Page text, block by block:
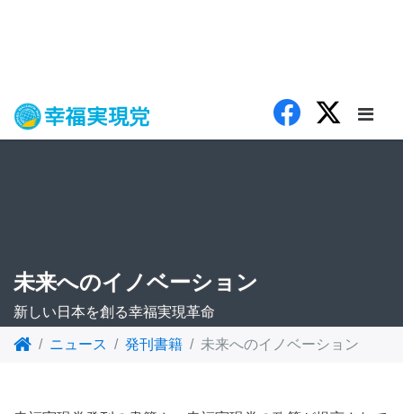
未来へのイノベーション
新しい日本を創る幸福実現革命
ニュース 発刊書籍 未来へのイノベーション